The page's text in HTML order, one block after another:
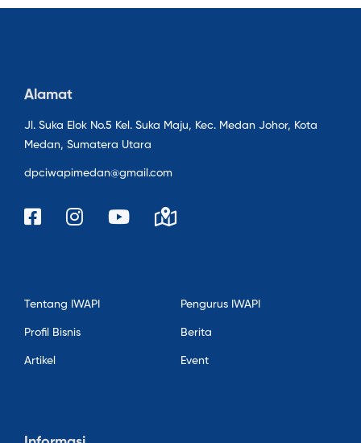
Alamat
Jl. Suka Elok No.5 Kel. Suka Maju, Kec. Medan Johor, Kota
Medan, Sumatera Utara
dpciwapimedan@gmail.com
Tentang IWAPI Pengurus IWAPI
Profil Bisnis Berita
Artikel Event